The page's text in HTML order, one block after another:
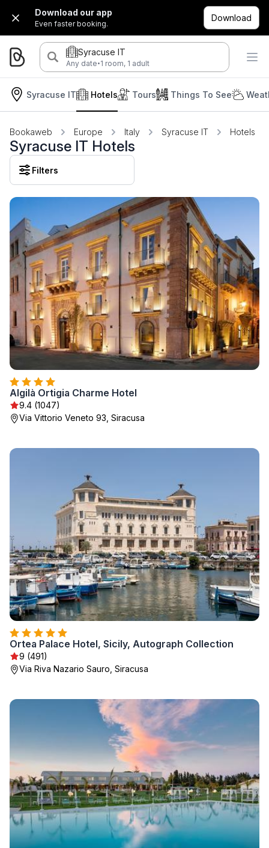
Download our app
Even faster booking.
Download
Syracuse IT
Any date·1 room, 1 adult
Syracuse IT Hotels Tours Things To See
Bookaweb Europe Italy Syracuse IT Hotels
Syracuse IT Hotels
Filters
Algilà Ortigia Charme Hotel
9.4 (1047)
Via Vittorio Veneto 93, Siracusa
Ortea Palace Hotel, Sicily, Autograph Collection
9 (491)
Via Riva Nazario Sauro, Siracusa